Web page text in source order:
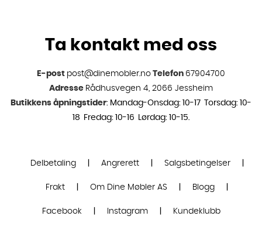
Ta kontakt med oss
E-post post@dinemobler.no Telefon 67904700
Adresse Rådhusvegen 4, 2066 Jessheim
Butikkens åpningstider: Mandag-Onsdag: 10-17 Torsdag: 10-
18 Fredag: 10-16 Lørdag: 10-15.
Delbetaling Angrerett Salgsbetingelser
Frakt Om Dine Møbler AS Blogg
Facebook Instagram Kundeklubb